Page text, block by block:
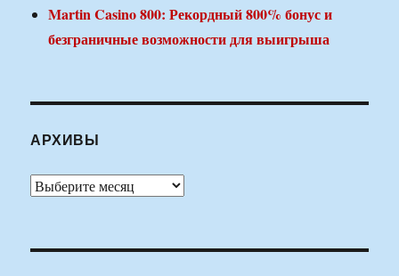
Martin Casino 800: Рекордный 800% бонус и
безграничные возможности для выигрыша
АРХИВЫ
Архивы